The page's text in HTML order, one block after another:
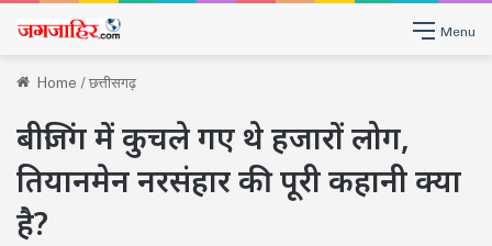
Menu
Home/छत्तीसगढ़
बीजिंग में कुचले गए थे हजारों लोग,
तियानमेन नरसंहार की पूरी कहानी क्या
है?